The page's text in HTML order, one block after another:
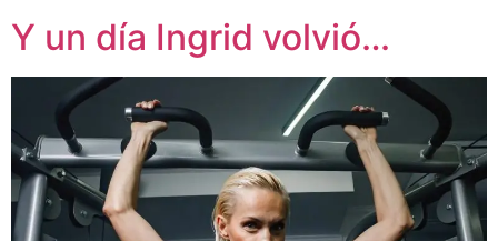
Y un día Ingrid volvió…